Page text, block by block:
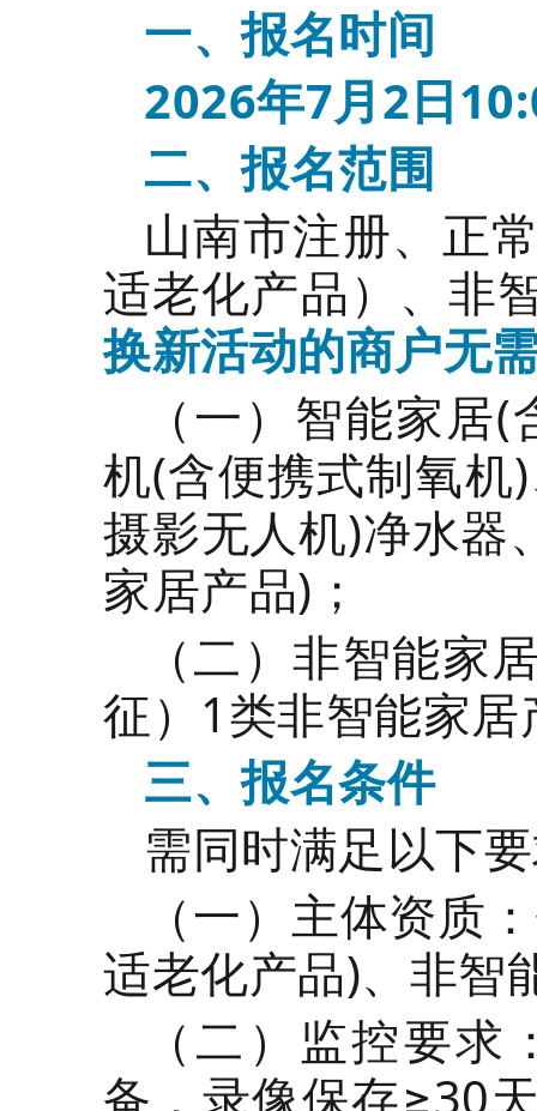
一、报名时间
2026年7月2日
二、报名范围
山南市注册、正
适老化产品）、非
换新活动的商户无
（一）智能家
机(含便携式制氧机
摄影无人机)净水器
家居产品)；
（二）非智能家
征）1类非智能家居
三、报名条件
需同时满足以下
（一）主体资质
适老化产品)、非智
（二）监控要
备，录像保存≥30